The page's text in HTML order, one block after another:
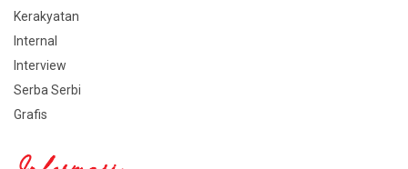
Kerakyatan
Internal
Interview
Serba Serbi
Grafis